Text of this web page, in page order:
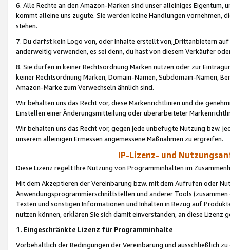
6. Alle Rechte an den Amazon-Marken sind unser alleiniges
kommt alleine uns zugute. Sie werden keine Handlungen vornehmen,
stehen.
7. Du darfst kein Logo von, oder Inhalte erstellt von,Drittanbietern auf
anderweitig verwenden, es sei denn, du hast von diesem Verkäufer
8. Sie dürfen in keiner Rechtsordnung Marken nutzen oder zur
keiner Rechtsordnung Marken, Domain-Namen, Subdomain-Namen,
Amazon-Marke zum Verwechseln ähnlich sind.
Wir behalten uns das Recht vor, diese Markenrichtlinien und die
Einstellen einer Änderungsmitteilung oder überarbeiteter
Wir behalten uns das Recht vor, gegen jede unbefugte Nutzung bzw.
unserem alleinigen Ermessen angemessene Maßnahmen zu ergreifen.
IP-Lizenz- und
Diese Lizenz regelt Ihre Nutzung von Programminhalten im
Mit dem Akzeptieren der Vereinbarung bzw. mit dem Aufrufen oder
Anwendungsprogrammierschnittstellen und anderer Tools (zusammen
Texten und sonstigen Informationen und Inhalten in Bezug auf
nutzen können, erklären Sie sich damit einverstanden, an diese Lizenz
1. Eingeschränkte Lizenz für Programminhalte
Vorbehaltlich der Bedingungen der Vereinbarung und ausschließlich